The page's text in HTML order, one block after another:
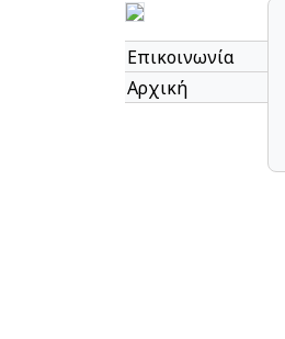
Επικοινωνία
Αρχική